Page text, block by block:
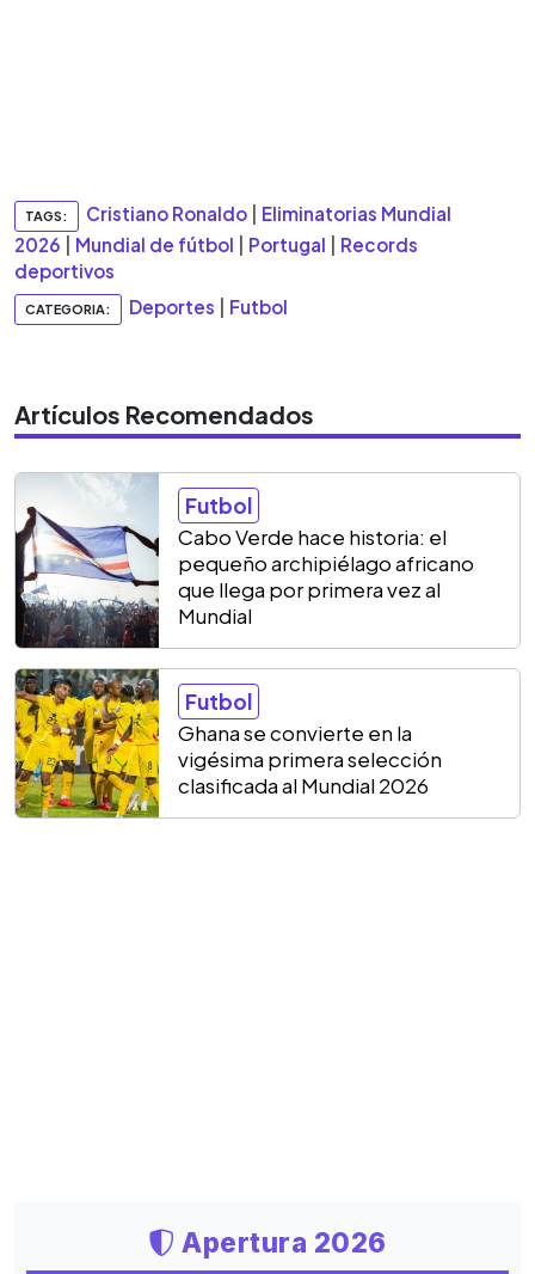
TAGS: Cristiano Ronaldo
Eliminatorias Mundial
2026
Mundial de fútbol Portugal
Records
deportivos
CATEGORIA: Deportes Futbol
Artículos Recomendados
Futbol
Cabo Verde hace historia: el
pequeño archipiélago africano
que llega por primera vez al
Mundial
Futbol
Ghana se convierte en la
vigésima primera selección
clasificada al Mundial 2026